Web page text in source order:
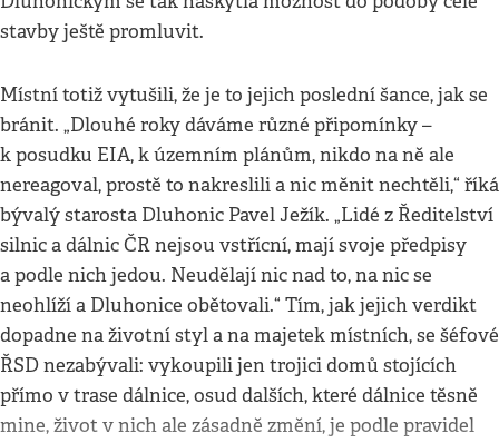
stavby ještě promluvit.
Místní totiž vytušili, že je to jejich poslední šance, jak se
bránit. „Dlouhé roky dáváme různé připomínky –
k posudku EIA, k územním plánům, nikdo na ně ale
nereagoval, prostě to nakreslili a nic měnit nechtěli,“ říká
bývalý starosta Dluhonic Pavel Ježík. „Lidé z Ředitelství
silnic a dálnic ČR nejsou vstřícní, mají svoje předpisy
a podle nich jedou. Neudělají nic nad to, na nic se
neohlíží a Dluhonice obětovali.“ Tím, jak jejich verdikt
dopadne na životní styl a na majetek místních, se šéfové
ŘSD nezabývali: vykoupili jen trojici domů stojících
přímo v trase dálnice, osud dalších, které dálnice těsně
mine, život v nich ale zásadně změní, je podle pravidel